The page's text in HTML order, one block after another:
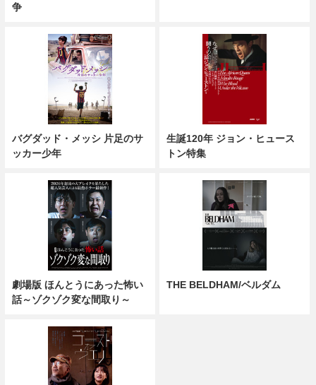
争
バグダッド・メッシ 片足のサ
ッカー少年
生誕120年 ジョン・ヒュース
トン特集
劇場版 ほんとうにあった怖い
話～ゾクゾク変な間取り～
THE BELDHAM/ベルダム